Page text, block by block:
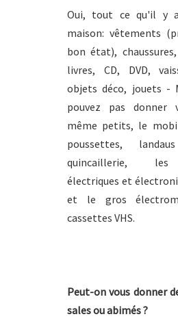
Oui, tout ce qu'il y
maison: vêtements
bon état),
livres, CD, DVD,
objets déco, jouets -
pouvez pas donner
même petits, le
poussettes,
quincaillerie, les
électriques et
et le gros
cassettes VHS.
Peut-on vous donner
sales ou abimés ?